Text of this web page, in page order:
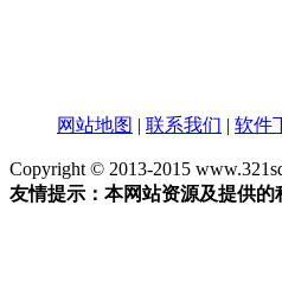
网站地图 | 联系我们 | 软件
Copyright © 2013-2015
友情提示：本网站资源及提供